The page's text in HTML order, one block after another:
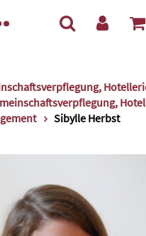
Sibylle Herbst